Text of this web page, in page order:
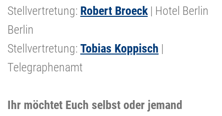
Stellvertretung: Robert Broeck | Hotel Berlin
Berlin
Stellvertretung: Tobias Koppisch |
Telegraphenamt
Ihr möchtet Euch selbst oder jemand